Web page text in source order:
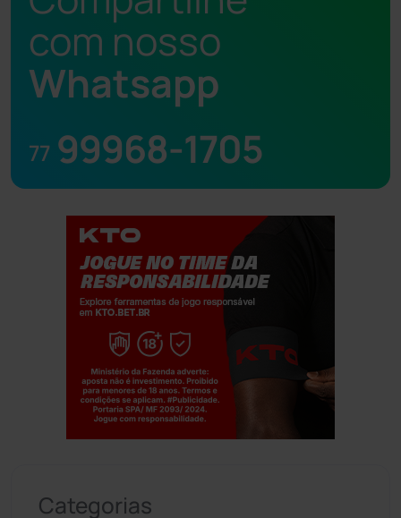
com nosso
Whatsapp
77 99968-1705
Categorias